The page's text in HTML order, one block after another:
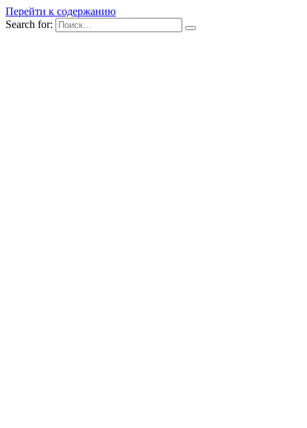
Перейти к содержанию
Search for: